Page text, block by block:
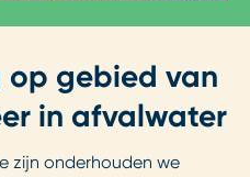
op gebied van
in afvalwater
zijn onderhouden we